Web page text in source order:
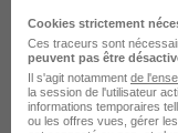
Médecin
Adecco Medical
Cookies strictement
Ces traceurs sont
peuvent pas être
Il s'agit notamment de
la session de l'utilisateur
informations temporaires
ou les offres vues, gérer